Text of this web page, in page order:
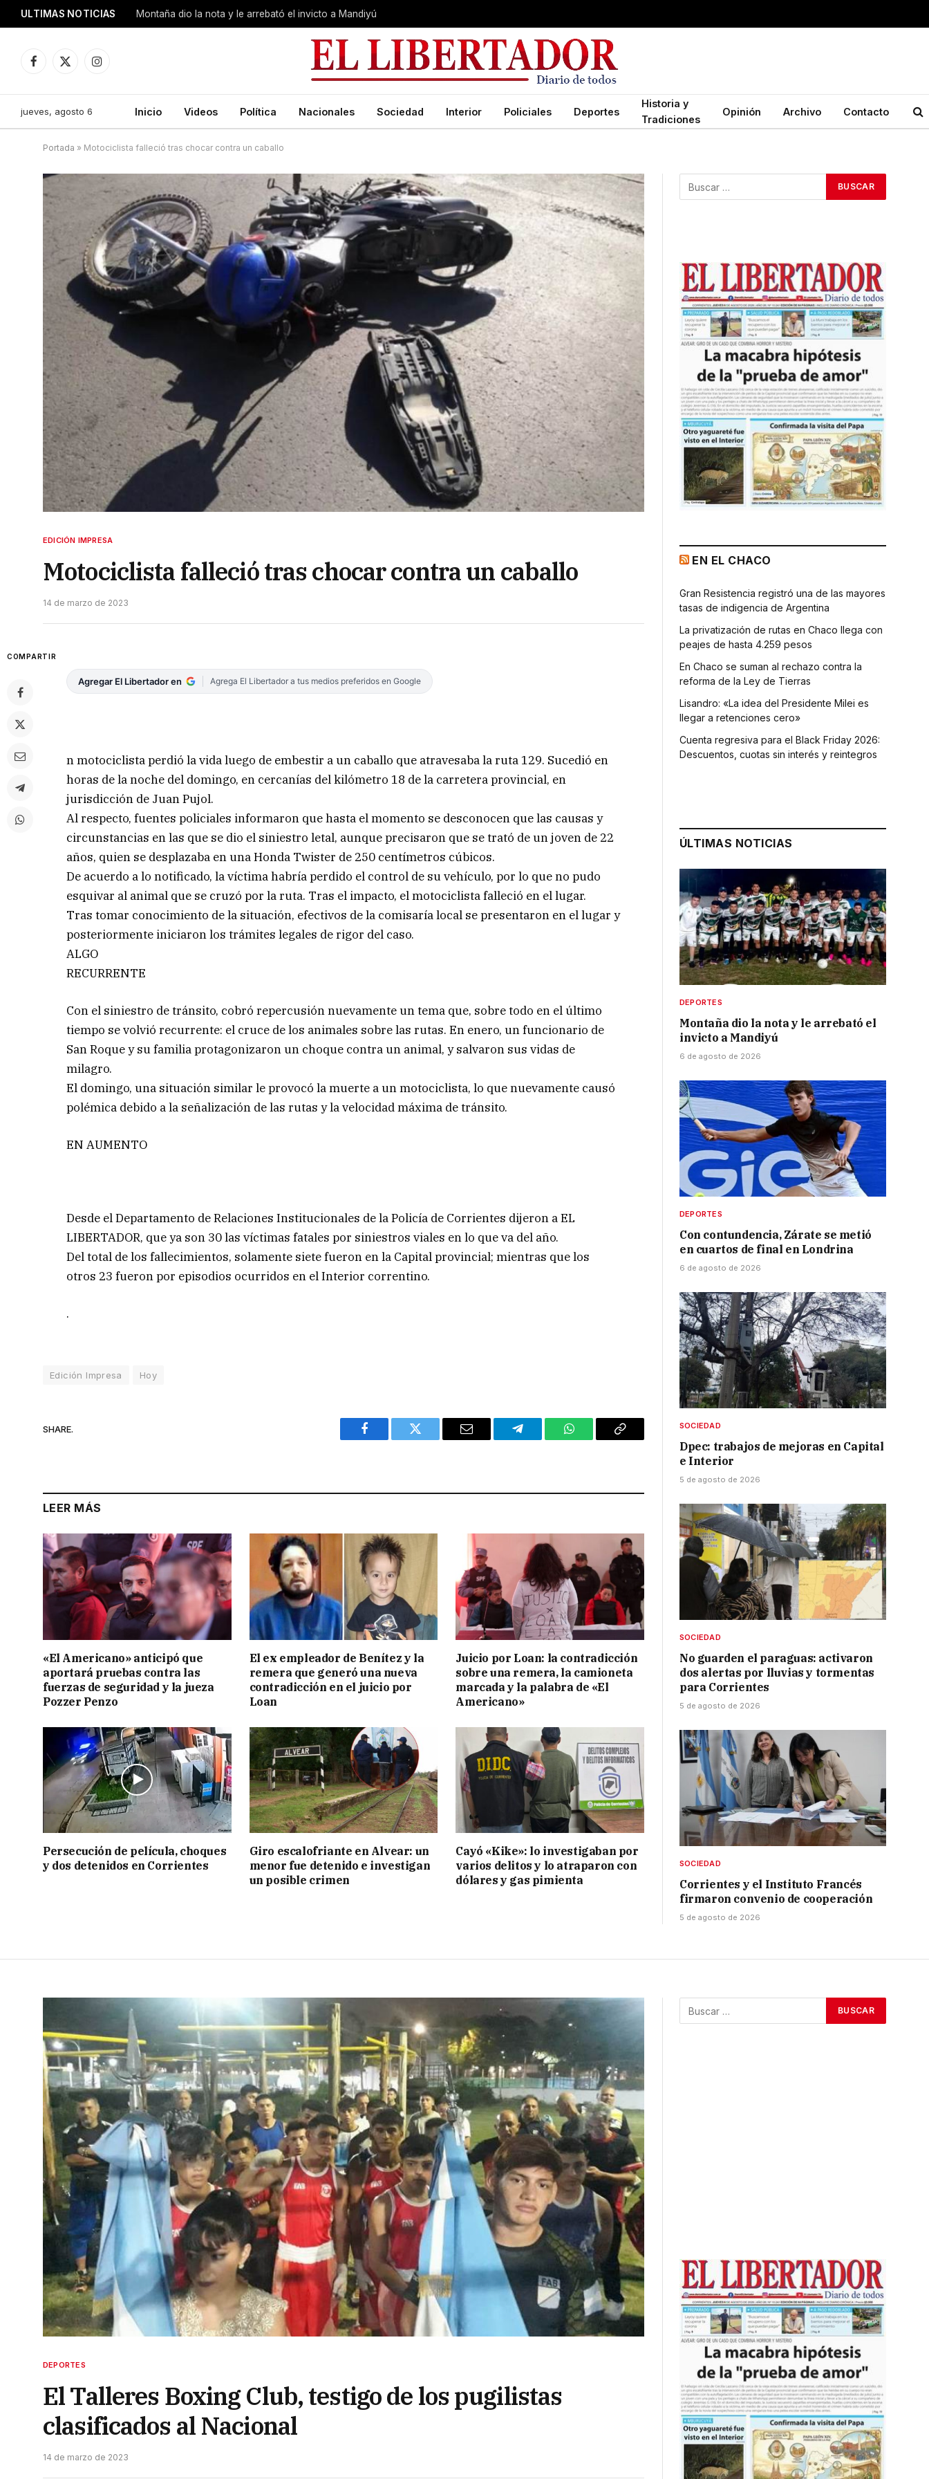
ULTIMAS NOTICIAS Montaña dio la nota y le arrebató el invicto a Mandiyú
Facebook
X
Instagram
jueves, agosto 6 Inicio Videos Política Nacionales Sociedad Interior Policiales Deportes
Historia y
Tradiciones
Opinión Archivo Contacto
Portada » Motociclista falleció tras chocar contra un caballo
EDICIÓN IMPRESA
Motociclista falleció tras chocar contra un caballo
14 de marzo de 2023
COMPARTIR
Agregar El Libertador en Agrega El Libertador a tus medios preferidos en Google
n motociclista perdió la vida luego de embestir a un caballo que atravesaba la ruta 129. Sucedió en
horas de la noche del domingo, en cercanías del kilómetro 18 de la carretera provincial, en
jurisdicción de Juan Pujol.
Al respecto, fuentes policiales informaron que hasta el momento se desconocen que las causas y
circunstancias en las que se dio el siniestro letal, aunque precisaron que se trató de un joven de 22
años, quien se desplazaba en una Honda Twister de 250 centímetros cúbicos.
De acuerdo a lo notificado, la víctima habría perdido el control de su vehículo, por lo que no pudo
esquivar al animal que se cruzó por la ruta. Tras el impacto, el motociclista falleció en el lugar.
Tras tomar conocimiento de la situación, efectivos de la comisaría local se presentaron en el lugar y
posteriormente iniciaron los trámites legales de rigor del caso.
ALGO
RECURRENTE
Con el siniestro de tránsito, cobró repercusión nuevamente un tema que, sobre todo en el último
tiempo se volvió recurrente: el cruce de los animales sobre las rutas. En enero, un funcionario de
San Roque y su familia protagonizaron un choque contra un animal, y salvaron sus vidas de
milagro.
El domingo, una situación similar le provocó la muerte a un motociclista, lo que nuevamente causó
polémica debido a la señalización de las rutas y la velocidad máxima de tránsito.
EN AUMENTO
Desde el Departamento de Relaciones Institucionales de la Policía de Corrientes dijeron a EL
LIBERTADOR, que ya son 30 las víctimas fatales por siniestros viales en lo que va del año.
Del total de los fallecimientos, solamente siete fueron en la Capital provincial; mientras que los
otros 23 fueron por episodios ocurridos en el Interior correntino.
.
Edición Impresa Hoy
SHARE.
Facebook Twitter Email Telegram WhatsAppCopy
LEER MÁS
«El Americano» anticipó que
aportará pruebas contra las
fuerzas de seguridad y la jueza
Pozzer Penzo
El ex empleador de Benítez y la
remera que generó una nueva
contradicción en el juicio por
Loan
Juicio por Loan: la contradicción
sobre una remera, la camioneta
marcada y la palabra de «El
Americano»
Persecución de película, choques
y dos detenidos en Corrientes
Giro escalofriante en Alvear: un
menor fue detenido e investigan
un posible crimen
Cayó «Kike»: lo investigaban por
varios delitos y lo atraparon con
dólares y gas pimienta
EN EL CHACO
Gran Resistencia registró una de las mayores
tasas de indigencia de Argentina
La privatización de rutas en Chaco llega con
peajes de hasta 4.259 pesos
En Chaco se suman al rechazo contra la
reforma de la Ley de Tierras
Lisandro: «La idea del Presidente Milei es
llegar a retenciones cero»
Cuenta regresiva para el Black Friday 2026:
Descuentos, cuotas sin interés y reintegros
ÚLTIMAS NOTICIAS
DEPORTES
Montaña dio la nota y le arrebató el
invicto a Mandiyú
6 de agosto de 2026
DEPORTES
Con contundencia, Zárate se metió
en cuartos de final en Londrina
6 de agosto de 2026
SOCIEDAD
Dpec: trabajos de mejoras en Capital
e Interior
5 de agosto de 2026
SOCIEDAD
No guarden el paraguas: activaron
dos alertas por lluvias y tormentas
para Corrientes
5 de agosto de 2026
SOCIEDAD
Corrientes y el Instituto Francés
firmaron convenio de cooperación
5 de agosto de 2026
DEPORTES
El Talleres Boxing Club, testigo de los pugilistas
clasificados al Nacional
14 de marzo de 2023